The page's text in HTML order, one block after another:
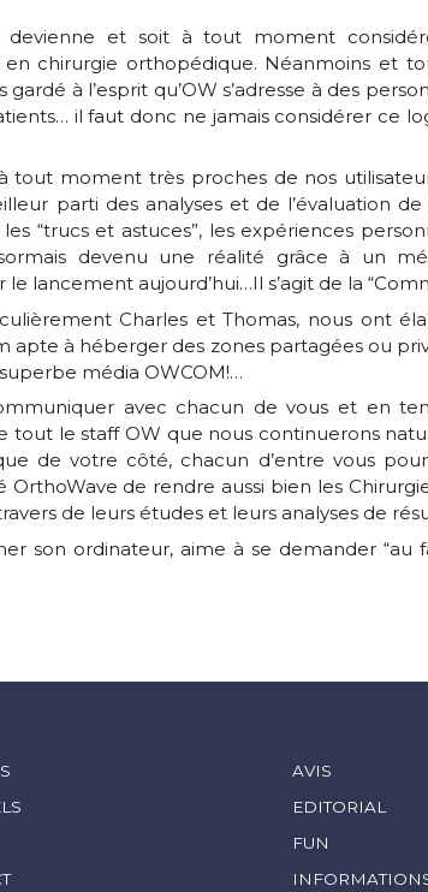
devienne et soit à tout moment
en chirurgie orthopédique. Néanmoins et
à l’esprit qu’OW s’adresse à des
il faut donc ne jamais considérer ce
tout moment très proches de nos
parti des analyses et de l’évaluation
“trucs et astuces”, les expériences
devenu une réalité grâce à un
lancement aujourd’hui…Il s’agit de la
Charles et Thomas, nous ont
apte à héberger des zones partagées ou
média OWCOM!…
avec chacun de vous et en
tout le staff OW que nous continuerons
de votre côté, chacun d’entre vous
de rendre aussi bien les
de leurs études et leurs analyses de
son ordinateur, aime à se demander “au
AVIS
EDITORIAL
FUN